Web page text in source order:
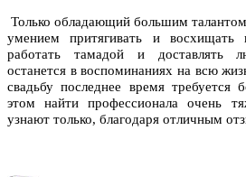
Только обладающий большим
умением притягивать и восхищать
работать тамадой и доставлять
останется в воспоминаниях на всю
свадьбу последнее время
этом найти профессионала очень
узнают только, благодаря отличным